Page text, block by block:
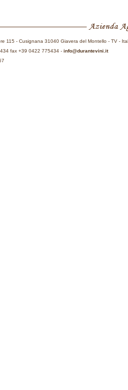
115 - Cusignana 31040 Giavera del Montello - TV -
fax +39 0422 775434 - info@durantevini.it